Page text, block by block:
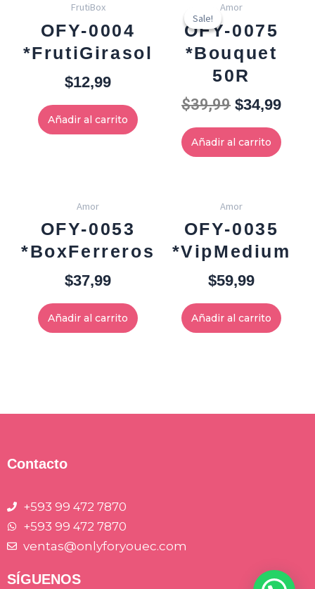
FrutiBox
OFY-0004
*FrutiGirasol
$12,99
Añadir al carrito
Sale!
Sale!
Amor
OFY-0075
*Bouquet
50R
$39,99
was:
$39,99.
$34,99
Añadir al carrito
Amor
OFY-0053
*BoxFerreros
$37,99
Añadir al carrito
Amor
OFY-0035
*VipMedium
$59,99
Añadir al carrito
Contacto
+593 99 472 7870
+593 99 472 7870
ventas@onlyforyouec.com
SÍGUENOS